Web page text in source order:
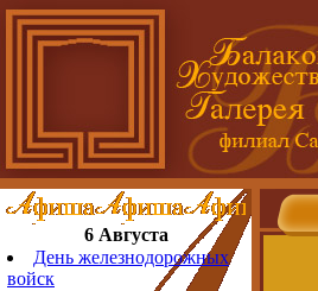
6 Августа
День железнодорожных
войск